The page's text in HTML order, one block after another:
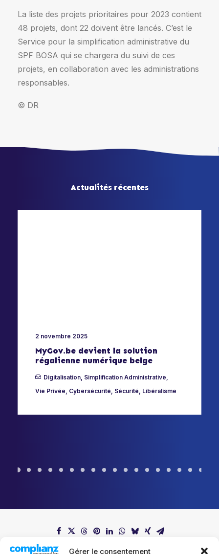
Gérer le consentement
La liste des projets prioritaires pour 2023 contient
48 projets, dont 22 doivent être lancés. C’est le
Service pour la simplification administrative du
SPF BOSA qui se chargera du suivi de ces
projets, en collaboration avec les administrations
responsables.
© DR
Actualités récentes
2 novembre 2025
MyGov.be devient la solution
régalienne numérique belge
Digitalisation Simplification Administrative
Vie Privée Cybersécurité Sécurité Libéralisme